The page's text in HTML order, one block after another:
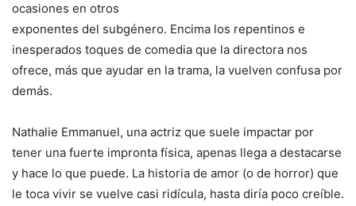
ocasiones en otros
exponentes del subgénero. Encima los repentinos e
inesperados toques de comedia que la directora nos
ofrece, más que ayudar en la trama, la vuelven confusa por
demás.
Nathalie Emmanuel, una actriz que suele impactar por
tener una fuerte impronta física, apenas llega a destacarse
y hace lo que puede. La historia de amor (o de horror) que
le toca vivir se vuelve casi ridícula, hasta diría poco creíble.